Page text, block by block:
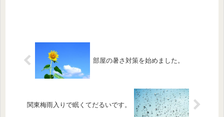
部屋の暑さ対策を始めました。
関東梅雨入りで眠くてだるいです。